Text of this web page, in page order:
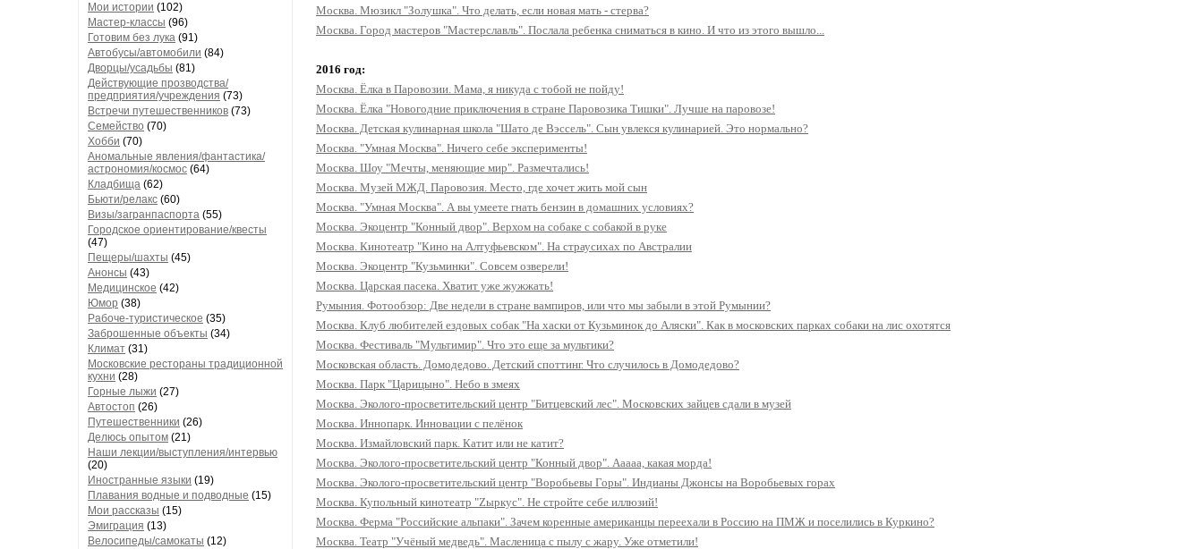
Мои истории (102)
Мастер-классы (96)
Готовим без лука (91)
Автобусы/автомобили (84)
Дворцы/усадьбы (81)
Действующие прозводства/
предприятия/учреждения (73)
Встречи путешественников (73)
Семейство (70)
Хобби (70)
Аномальные явления/фантастика/
астрономия/космос (64)
Кладбища (62)
Бьюти/релакс (60)
Визы/загранпаспорта (55)
Городское ориентирование/квесты
(47)
Пещеры/шахты (45)
Анонсы (43)
Медицинское (42)
Юмор (38)
Рабоче-туристическое (35)
Заброшенные объекты (34)
Климат (31)
Московские рестораны традиционной
кухни (28)
Горные лыжи (27)
Автостоп (26)
Путешественники (26)
Делюсь опытом (21)
Наши лекции/выступления/интервью
(20)
Иностранные языки (19)
Плавания водные и подводные (15)
Мои рассказы (15)
Эмиграция (13)
Велосипеды/самокаты (12)
Москва. Мюзикл "Золушка". Что делать, если новая мать - стерва?
Москва. Город мастеров "Мастерславль". Послала ребенка сниматься в кино. И что из этого вышло...
2016 год:
Москва. Ёлка в Паровозии. Мама, я никуда с тобой не пойду!
Москва. Ёлка "Новогодние приключения в стране Паровозика Тишки". Лучше на паровозе!
Москва. Детская кулинарная школа "Шато де Вэссель". Сын увлекся кулинарией. Это нормально?
Москва. "Умная Москва". Ничего себе эксперименты!
Москва. Шоу "Мечты, меняющие мир". Размечтались!
Москва. Музей МЖД. Паровозия. Место, где хочет жить мой сын
Москва. "Умная Москва". А вы умеете гнать бензин в домашних условиях?
Москва. Экоцентр "Конный двор". Верхом на собаке с собакой в руке
Москва. Кинотеатр "Кино на Алтуфьевском". На страусихах по Австралии
Москва. Экоцентр "Кузьминки". Совсем озверели!
Москва. Царская пасека. Хватит уже жужжать!
Румыния. Фотообзор: Две недели в стране вампиров, или что мы забыли в этой Румынии?
Москва. Клуб любителей ездовых собак "На хаски от Кузьминок до Аляски". Как в московских парках собаки на лис охотятся
Москва. Фестиваль "Мультимир". Что это еще за мультики?
Московская область. Домодедово. Детский споттинг. Что случилось в Домодедово?
Москва. Парк "Царицыно". Небо в змеях
Москва. Эколого-просветительский центр "Битцевский лес". Московских зайцев сдали в музей
Москва. Иннопарк. Инновации с пелёнок
Москва. Измайловский парк. Катит или не катит?
Москва. Эколого-просветительский центр "Конный двор". Ааааа, какая морда!
Москва. Эколого-просветительский центр "Воробьевы Горы". Индианы Джонсы на Воробьевых горах
Москва. Купольный кинотеатр "Zыркус". Не стройте себе иллюзий!
Москва. Ферма "Российские альпаки". Зачем коренные американцы переехали в Россию на ПМЖ и поселились в Куркино?
Москва. Театр "Учёный медведь". Масленица с пылу с жару. Уже отметили!